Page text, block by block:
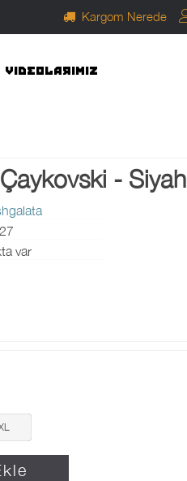
Kargom Nerede
VIDEOLARIMIZ
Çaykovski - Siyah
var